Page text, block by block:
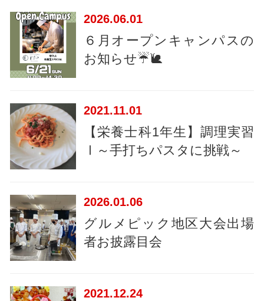
2026 06.01
６月オープンキャンパスの
お知らせ☔🐌
2021 11.01
【栄養士科1年生】調理実習
Ⅰ～手打ちパスタに挑戦～
2026 01.06
グルメピック地区大会出場
者お披露目会
2021 12.24